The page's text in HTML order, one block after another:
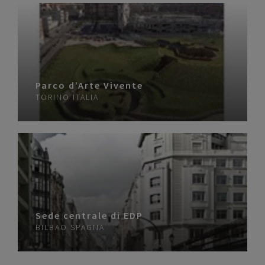
Parco d’Arte Vivente
TORINO ITALIA
Sede centrale di EDP
BILBAO SPAGNA